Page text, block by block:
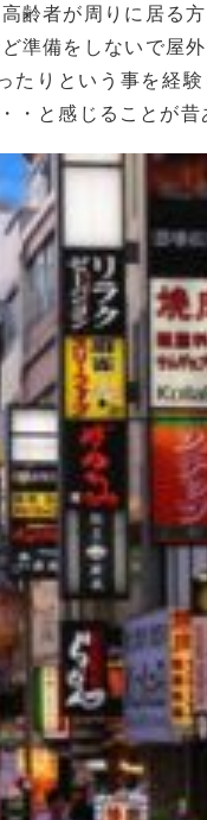
齢者が周りに居る
準備をしないで屋
りという事を経験
と感じることが昔